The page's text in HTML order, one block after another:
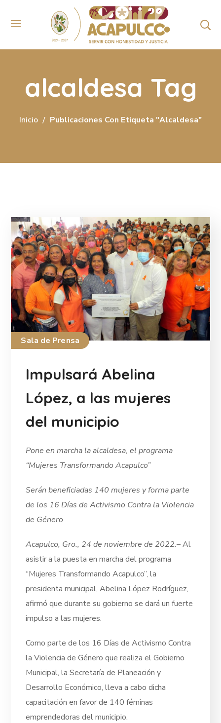
alcaldesa Tag
Inicio Publicaciones Con Etiqueta "alcaldesa"
Sala de Prensa
Impulsará Abelina
López, a las mujeres
del municipio
Pone en marcha la alcaldesa, el programa
“Mujeres Transformando Acapulco”
Serán beneficiadas 140 mujeres y forma parte
de los 16 Días de Activismo Contra la Violencia
de Género
Acapulco, Gro., 24 de noviembre de 2022.– Al
asistir a la puesta en marcha del programa
“Mujeres Transformando Acapulco”, la
presidenta municipal, Abelina López Rodríguez,
afirmó que durante su gobierno se dará un fuerte
impulso a las mujeres.
Como parte de los 16 Días de Activismo Contra
la Violencia de Género que realiza el Gobierno
Municipal, la Secretaría de Planeación y
Desarrollo Económico, lleva a cabo dicha
capacitación en favor de 140 féminas
emprendedoras del municipio.